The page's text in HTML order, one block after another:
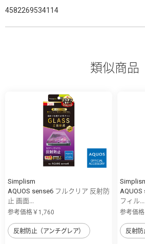
4582269534114
類似商品
Simplism
AQUOS sense6 フルクリア 反射防
止 画面...
参考価格￥1,760
反射防止（アンチグレア）
フィル...
参考価
反射防